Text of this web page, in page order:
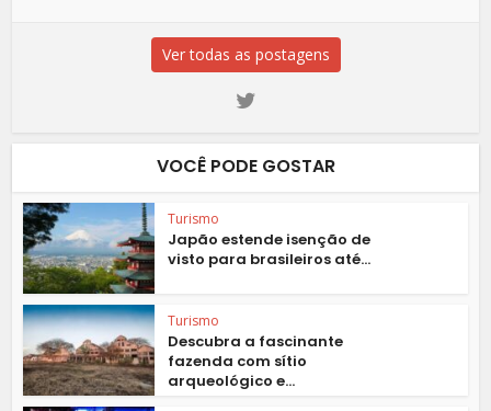
Ver todas as postagens
VOCÊ PODE GOSTAR
Turismo
Japão estende isenção de
visto para brasileiros até...
Turismo
Descubra a fascinante
fazenda com sítio
arqueológico e...